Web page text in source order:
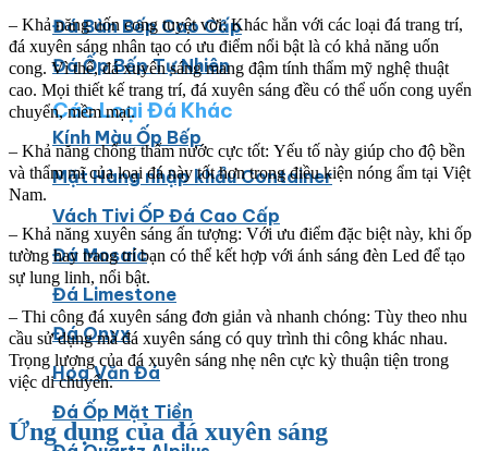
Đá Bàn Bếp Cao Cấp
Đá Ốp Bếp Tự Nhiên
Các Loại Đá Khác
Kính Màu Ốp Bếp
Mặt Hàng nhập khẩu Container
Vách Tivi ỐP Đá Cao Cấp
Đá Mosaic
Đá Limestone
Đá Onyx
Hoa Văn Đá
Đá Ốp Mặt Tiền
– Khả năng uốn cong tuyệt vời: Khác hẳn với các loại đá trang trí,
đá xuyên sáng nhân tạo có ưu điểm nổi bật là có khả năng uốn
cong. Vì thế, đá xuyên sáng mang đậm tính thẩm mỹ nghệ thuật
cao. Mọi thiết kế trang trí, đá xuyên sáng đều có thể uốn cong uyển
chuyển, mềm mại.
– Khả năng chống thấm nước cực tốt: Yếu tố này giúp cho độ bền
và thẩm mĩ của loại đá này tốt hơn trong điều kiện nóng ẩm tại Việt
Nam.
– Khả năng xuyên sáng ấn tượng: Với ưu điểm đặc biệt này, khi ốp
tường hay trang trí bạn có thể kết hợp với ánh sáng đèn Led để tạo
sự lung linh, nổi bật.
– Thi công đá xuyên sáng đơn giản và nhanh chóng: Tùy theo nhu
cầu sử dụng mà đá xuyên sáng có quy trình thi công khác nhau.
Trọng lượng của đá xuyên sáng nhẹ nên cực kỳ thuận tiện trong
việc di chuyển.
Ứng dụng của đá xuyên sáng